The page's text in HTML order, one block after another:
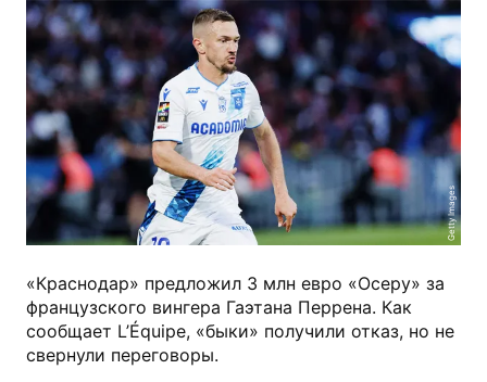
Getty Images
«Краснодар» предложил 3 млн евро «Осеру» за
французского вингера Гаэтана Перрена. Как
сообщает L’Équipe, «быки» получили отказ, но не
свернули переговоры.